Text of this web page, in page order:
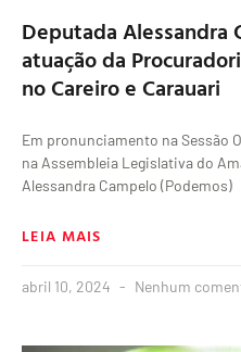
Deputada Alessandra
atuação da
no Careiro e Carauari
Em pronunciamento na Sessão
na Assembleia Legislativa do
Alessandra Campelo (Podemos)
LEIA MAIS
abril 10, 2024 Nenhum